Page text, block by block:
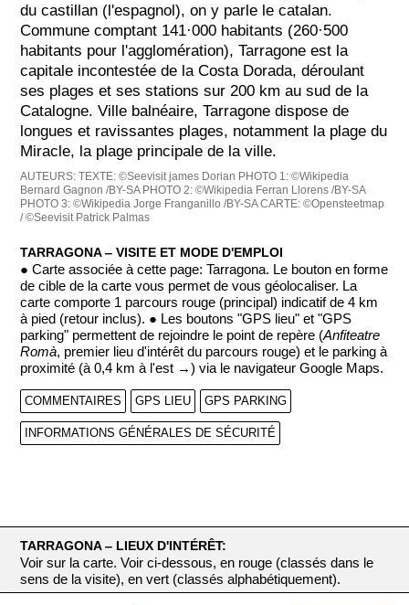
du castillan (l'espagnol), on y parle le catalan.
Commune comptant 141·000 habitants (260·500
habitants pour l'agglomération), Tarragone est la
capitale incontestée de la Costa Dorada, déroulant
ses plages et ses stations sur 200 km au sud de la
Catalogne. Ville balnéaire, Tarragone dispose de
longues et ravissantes plages, notamment la plage du
Miracle, la plage principale de la ville.
AUTEURS:TEXTE: ©Seevisit james Dorian PHOTO 1: ©Wikipedia
Bernard Gagnon /BY-SA PHOTO 2: ©Wikipedia Ferran Llorens /BY-SA
PHOTO 3: ©Wikipedia Jorge Franganillo /BY-SA CARTE: ©Opensteetmap
/ ©Seevisit Patrick Palmas
TARRAGONA ‒ VISITE ET MODE D'EMPLOI
● Carte associée à cette page: Tarragona. Le bouton en forme
de cible de la carte vous permet de vous géolocaliser. La
carte comporte 1 parcours rouge (principal) indicatif de 4 km
à pied (retour inclus). ● Les boutons "GPS lieu" et "GPS
parking" permettent de rejoindre le point de repère (Anfiteatre
Romà, premier lieu d'intérêt du parcours rouge) et le parking à
proximité (à 0,4 km à l'est →) via le navigateur Google Maps.
COMMENTAIRES GPS LIEU GPS PARKING
INFORMATIONS GÉNÉRALES DE SÉCURITÉ
TARRAGONA ‒ LIEUX D'INTÉRÊT:
Voir sur la carte. Voir ci-dessous, en rouge (classés dans le
sens de la visite), en vert (classés alphabétiquement).